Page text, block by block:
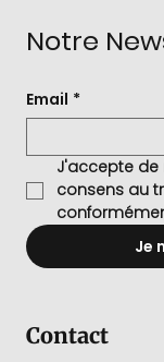
Notre
Email *
J'accepte de
consens au
Je
Contact